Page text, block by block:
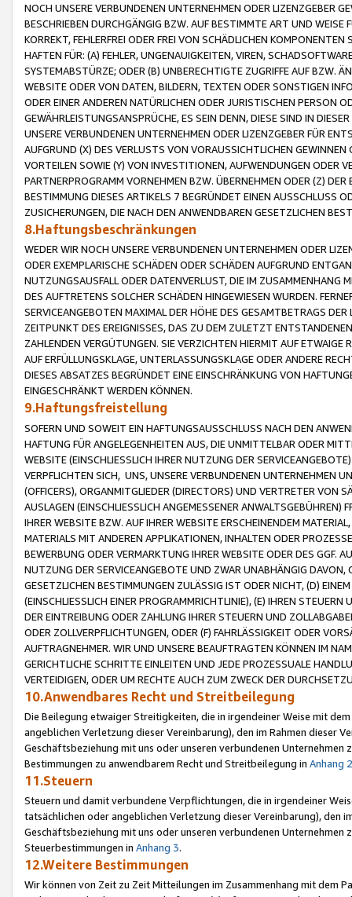
NOCH UNSERE VERBUNDENEN UNTERNEHMEN ODER LIZENZGEBER
BESCHRIEBEN DURCHGÄNGIG BZW. AUF BESTIMMTE ART UND
KORREKT, FEHLERFREI ODER FREI VON SCHÄDLICHEN
HAFTEN FÜR: (A) FEHLER, UNGENAUIGKEITEN, VIREN,
SYSTEMABSTÜRZE; ODER (B) UNBERECHTIGTE ZUGRIFFE AUF BZW.
WEBSITE ODER VON DATEN, BILDERN, TEXTEN ODER SONSTIGEN
ODER EINER ANDEREN NATÜRLICHEN ODER JURISTISCHEN PERSON
GEWÄHRLEISTUNGSANSPRÜCHE, ES SEIN DENN, DIESE SIND IN
UNSERE VERBUNDENEN UNTERNEHMEN ODER LIZENZGEBER FÜR
AUFGRUND (X) DES VERLUSTS VON VORAUSSICHTLICHEN
VORTEILEN SOWIE (Y) VON INVESTITIONEN, AUFWENDUNGEN ODER
PARTNERPROGRAMM VORNEHMEN BZW. ÜBERNEHMEN ODER (Z)
BESTIMMUNG DIESES ARTIKELS 7 BEGRÜNDET EINEN AUSSCHLUSS
ZUSICHERUNGEN, DIE NACH DEN ANWENDBAREN GESETZLICHEN
8.Haftungsbeschränkungen
WEDER WIR NOCH UNSERE VERBUNDENEN UNTERNEHMEN ODER
ODER EXEMPLARISCHE SCHÄDEN ODER SCHÄDEN AUFGRUND
NUTZUNGSAUSFALL ODER DATENVERLUST, DIE IM ZUSAMMENHANG
DES AUFTRETENS SOLCHER SCHÄDEN HINGEWIESEN WURDEN.
SERVICEANGEBOTEN MAXIMAL DER HÖHE DES GESAMTBETRAGS
ZEITPUNKT DES EREIGNISSES, DAS ZU DEM ZULETZT
ZAHLENDEN VERGÜTUNGEN. SIE VERZICHTEN HIERMIT AUF
AUF ERFÜLLUNGSKLAGE, UNTERLASSUNGSKLAGE ODER ANDERE
DIESES ABSATZES BEGRÜNDET EINE EINSCHRÄNKUNG VON
EINGESCHRÄNKT WERDEN KÖNNEN.
9.Haftungsfreistellung
SOFERN UND SOWEIT EIN HAFTUNGSAUSSCHLUSS NACH DEN
HAFTUNG FÜR ANGELEGENHEITEN AUS, DIE UNMITTELBAR ODER
WEBSITE (EINSCHLIESSLICH IHRER NUTZUNG DER
VERPFLICHTEN SICH, UNS, UNSERE VERBUNDENEN UNTERNEHMEN
(OFFICERS), ORGANMITGLIEDER (DIRECTORS) UND VERTRETER VON
AUSLAGEN (EINSCHLIESSLICH ANGEMESSENER
IHRER WEBSITE BZW. AUF IHRER WEBSITE ERSCHEINENDEM
MATERIALS MIT ANDEREN APPLIKATIONEN, INHALTEN ODER
BEWERBUNG ODER VERMARKTUNG IHRER WEBSITE ODER DES GGF.
NUTZUNG DER SERVICEANGEBOTE UND ZWAR UNABHÄNGIG
GESETZLICHEN BESTIMMUNGEN ZULÄSSIG IST ODER NICHT, (D)
(EINSCHLIESSLICH EINER PROGRAMMRICHTLINIE), (E) IHREN
DER EINTREIBUNG ODER ZAHLUNG IHRER STEUERN UND
ODER ZOLLVERPFLICHTUNGEN, ODER (F) FAHRLÄSSIGKEIT ODER
AUFTRAGNEHMER. WIR UND UNSERE BEAUFTRAGTEN KÖNNEN IM
GERICHTLICHE SCHRITTE EINLEITEN UND JEDE PROZESSUALE
VERTEIDIGEN, ODER UM RECHTE AUCH ZUM ZWECK DER
10.Anwendbares Recht und Streitbeilegung
Die Beilegung etwaiger Streitigkeiten, die in irgendeiner Weise mit
angeblichen Verletzung dieser Vereinbarung), den im Rahmen dieser
Geschäftsbeziehung mit uns oder unseren verbundenen
Bestimmungen zu anwendbarem Recht und Streitbeilegung in Anhang 2
11.Steuern
Steuern und damit verbundene Verpflichtungen, die in irgendeiner
tatsächlichen oder angeblichen Verletzung dieser Vereinbarung), den
Geschäftsbeziehung mit uns oder unseren verbundenen
Steuerbestimmungen in Anhang 3.
12.Weitere Bestimmungen
Wir können von Zeit zu Zeit Mitteilungen im Zusammenhang mit dem